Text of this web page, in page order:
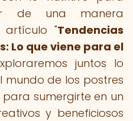
de una manera
artículo "Tendencias
Lo que viene para el
juntos lo
mundo de los postres
para sumergirte en un
y beneficiosos